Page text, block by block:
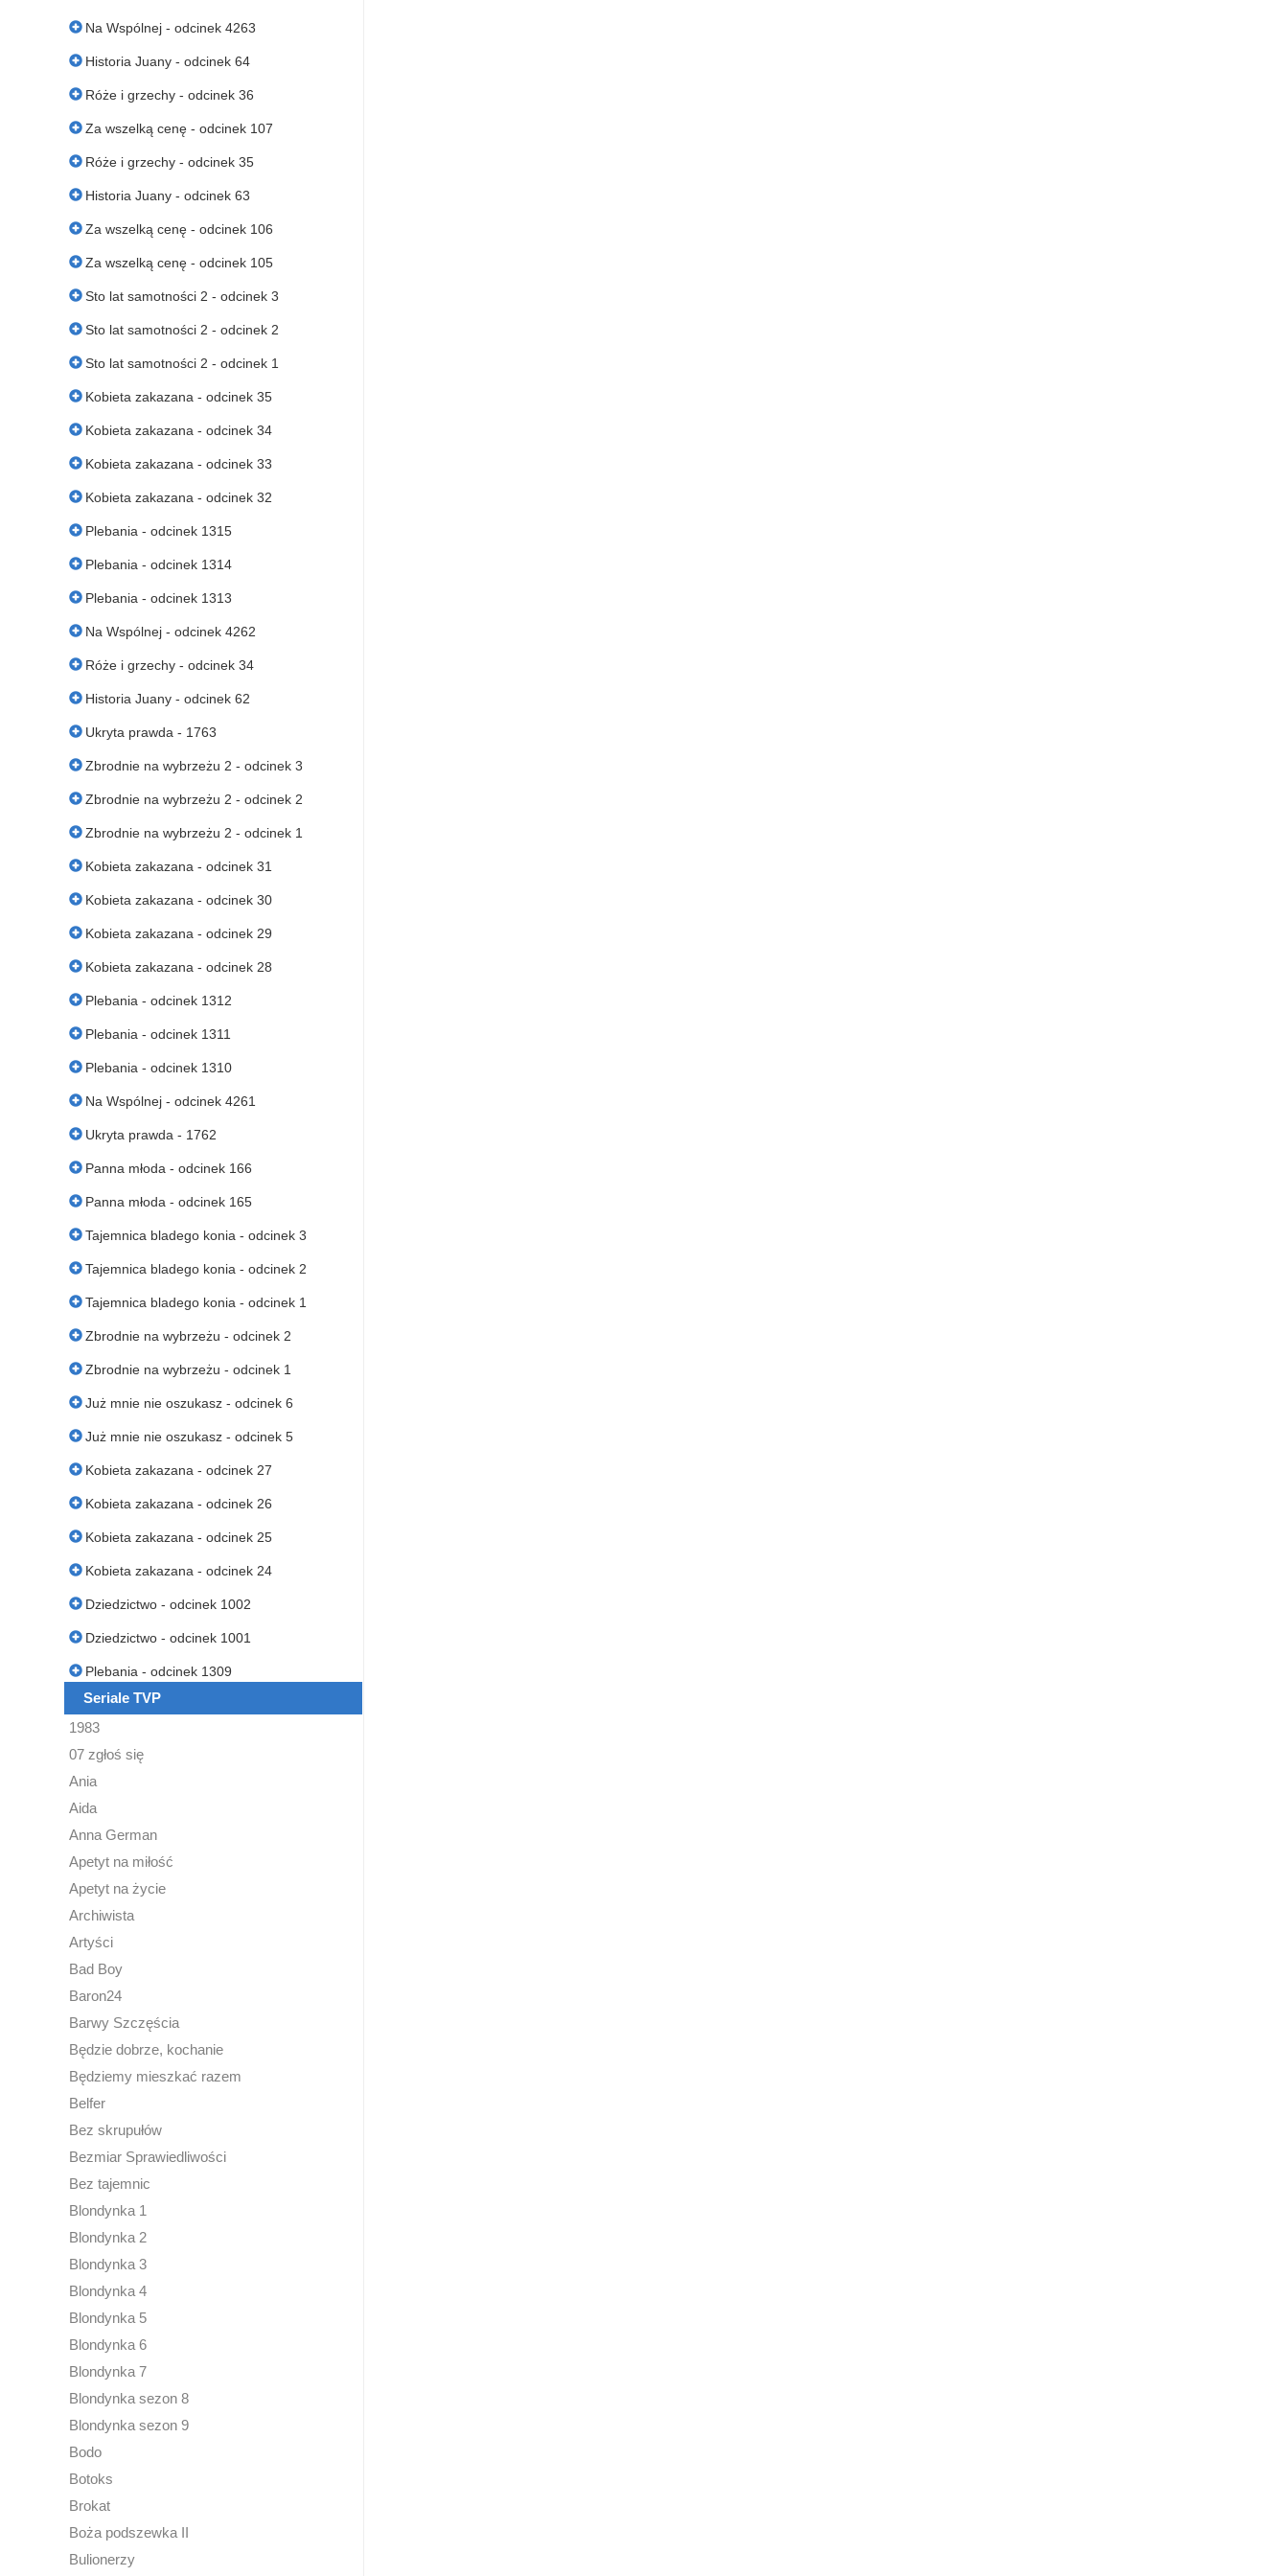
Na Wspólnej - odcinek 4263
Historia Juany - odcinek 64
Róże i grzechy - odcinek 36
Za wszelką cenę - odcinek 107
Róże i grzechy - odcinek 35
Historia Juany - odcinek 63
Za wszelką cenę - odcinek 106
Za wszelką cenę - odcinek 105
Sto lat samotności 2 - odcinek 3
Sto lat samotności 2 - odcinek 2
Sto lat samotności 2 - odcinek 1
Kobieta zakazana - odcinek 35
Kobieta zakazana - odcinek 34
Kobieta zakazana - odcinek 33
Kobieta zakazana - odcinek 32
Plebania - odcinek 1315
Plebania - odcinek 1314
Plebania - odcinek 1313
Na Wspólnej - odcinek 4262
Róże i grzechy - odcinek 34
Historia Juany - odcinek 62
Ukryta prawda - 1763
Zbrodnie na wybrzeżu 2 - odcinek 3
Zbrodnie na wybrzeżu 2 - odcinek 2
Zbrodnie na wybrzeżu 2 - odcinek 1
Kobieta zakazana - odcinek 31
Kobieta zakazana - odcinek 30
Kobieta zakazana - odcinek 29
Kobieta zakazana - odcinek 28
Plebania - odcinek 1312
Plebania - odcinek 1311
Plebania - odcinek 1310
Na Wspólnej - odcinek 4261
Ukryta prawda - 1762
Panna młoda - odcinek 166
Panna młoda - odcinek 165
Tajemnica bladego konia - odcinek 3
Tajemnica bladego konia - odcinek 2
Tajemnica bladego konia - odcinek 1
Zbrodnie na wybrzeżu - odcinek 2
Zbrodnie na wybrzeżu - odcinek 1
Już mnie nie oszukasz - odcinek 6
Już mnie nie oszukasz - odcinek 5
Kobieta zakazana - odcinek 27
Kobieta zakazana - odcinek 26
Kobieta zakazana - odcinek 25
Kobieta zakazana - odcinek 24
Dziedzictwo - odcinek 1002
Dziedzictwo - odcinek 1001
Plebania - odcinek 1309
Seriale TVP
1983
07 zgłoś się
Ania
Aida
Anna German
Apetyt na miłość
Apetyt na życie
Archiwista
Artyści
Bad Boy
Baron24
Barwy Szczęścia
Będzie dobrze, kochanie
Będziemy mieszkać razem
Belfer
Bez skrupułów
Bezmiar Sprawiedliwości
Bez tajemnic
Blondynka 1
Blondynka 2
Blondynka 3
Blondynka 4
Blondynka 5
Blondynka 6
Blondynka 7
Blondynka sezon 8
Blondynka sezon 9
Bodo
Botoks
Brokat
Boża podszewka II
Bulionerzy